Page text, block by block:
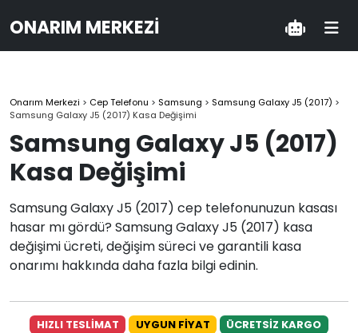
ONARIM MERKEZI
Onarım Merkezi > Cep Telefonu > Samsung > Samsung Galaxy J5 (2017) >
Samsung Galaxy J5 (2017) Kasa Değişimi
Samsung Galaxy J5 (2017)
Kasa Değişimi
Samsung Galaxy J5 (2017) cep telefonunuzun kasası
hasar mı gördü? Samsung Galaxy J5 (2017) kasa
değişimi ücreti, değişim süreci ve garantili kasa
onarımı hakkında daha fazla bilgi edinin.
HIZLI TESLİMAT UYGUN FİYAT ÜCRETSİZ KARGO